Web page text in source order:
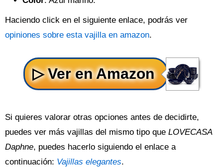
Haciendo click en el siguiente enlace, podrás ver
opiniones sobre esta vajilla en amazon.
Si quieres valorar otras opciones antes de decidirte,
puedes ver más vajillas del mismo tipo que LOVECASA
Daphne, puedes hacerlo siguiendo el enlace a
continuación: Vajillas elegantes.